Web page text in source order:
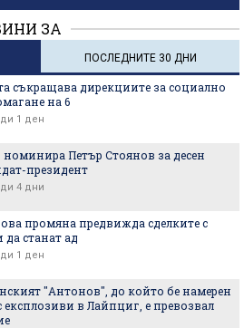
ЗА
ПОСЛЕДНИТЕ 30 ДНИ
съкращава дирекциите за социално
на 6
1 ден
номинира Петър Стоянов за десен
президент
4 дни
промяна предвижда сделките с
станат ад
1 ден
"Антонов", до който бе намерен
експлозиви в Лайпциг, е превозвал